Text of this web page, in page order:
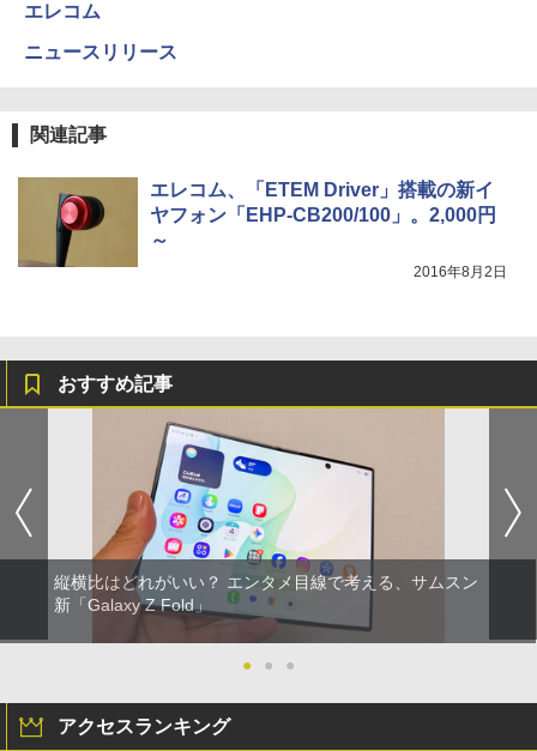
エレコム
ニュースリリース
関連記事
エレコム、「ETEM Driver」搭載の新イ
ヤフォン「EHP-CB200/100」。2,000円
～
2016年8月2日
おすすめ記事
縦横比はどれがいい？ エンタメ目線で考える、サムスン
新「Galaxy Z Fold」
● ● ●
アクセスランキング